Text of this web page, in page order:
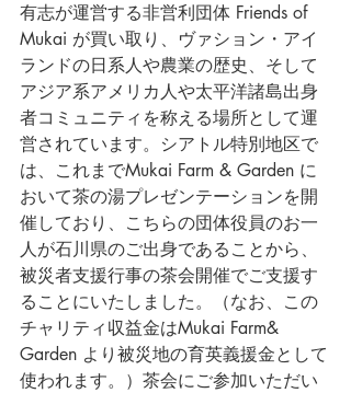
有志が運営する非営利団体 Friends of
Mukai が買い取り、ヴァション・アイ
ランドの日系人や農業の歴史、そして
アジア系アメリカ人や太平洋諸島出身
者コミュニティを称える場所として運
営されています。シアトル特別地区で
は、これまでMukai Farm & Garden に
おいて茶の湯プレゼンテーションを開
催しており、こちらの団体役員のお一
人が石川県のご出身であることから、
被災者支援行事の茶会開催でご支援す
ることにいたしました。（なお、この
チャリティ収益金はMukai Farm&
Garden より被災地の育英義援金として
使われます。）茶会にご参加いただい